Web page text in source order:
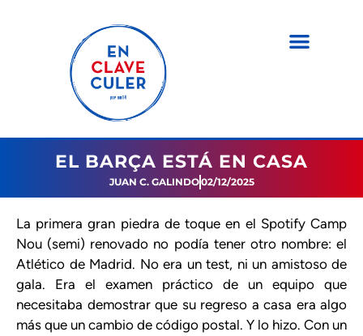
EL BARÇA ESTÁ EN CASA
JUAN C. GALINDO02/12/2025
La primera gran piedra de toque en el Spotify Camp
Nou (semi) renovado no podía tener otro nombre: el
Atlético de Madrid. No era un test, ni un amistoso de
gala. Era el examen práctico de un equipo que
necesitaba demostrar que su regreso a casa era algo
más que un cambio de código postal. Y lo hizo. Con un